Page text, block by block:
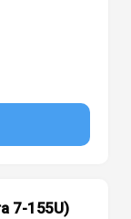
7-155U)